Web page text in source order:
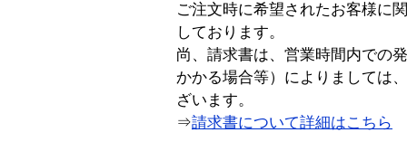
ご注文時に希望されたお客様に
しております。
尚、請求書は、営業時間内での
かかる場合等）によりましては
ざいます。
⇒請求書について詳細はこちら